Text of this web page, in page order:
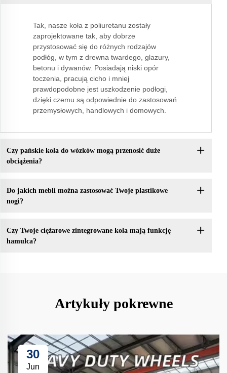
Tak, nasze koła z poliuretanu zostały
zaprojektowane tak, aby dobrze
przystosować się do różnych rodzajów
podłóg, w tym z drewna twardego, glazury,
betonu i dywanów. Posiadają niski opór
toczenia, pracują cicho i mniej
prawdopodobne jest uszkodzenie podłogi,
dzięki czemu są odpowiednie do zastosowań
przemysłowych, handlowych i domowych.
Czy pańskie koła do wózków mogą przenosić duże
obciążenia?
Do jakich mebli można zastosować Twoje plastikowe
nogi?
Czy Twoje ciężarowe zintegrowane koła mają funkcję
hamulca?
Artykuły pokrewne
30
Jun